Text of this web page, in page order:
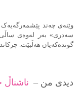
وێنەی چەند پێشمەرگەیەک
گوندەکەیان هەڵبێت.
دیدی من – ناشناڵ